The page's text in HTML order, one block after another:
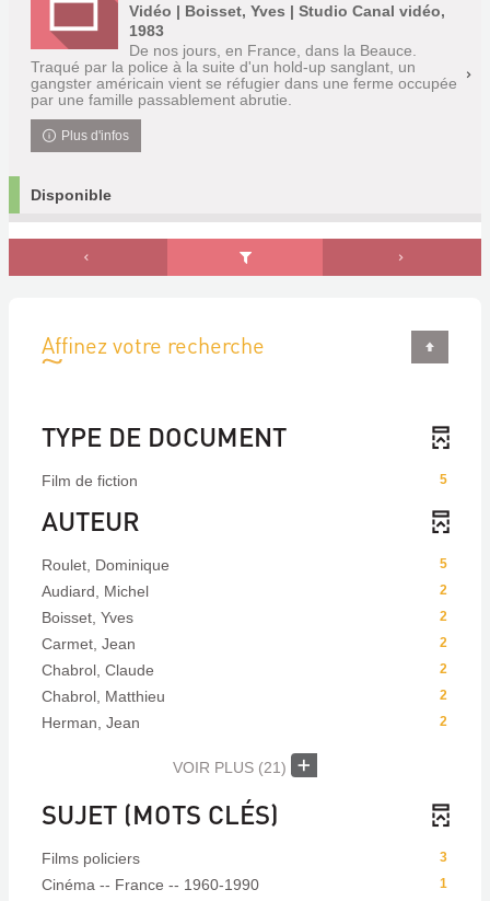
Vidéo | Boisset, Yves | Studio Canal vidéo,
1983
De nos jours, en France, dans la Beauce.
Traqué par la police à la suite d'un hold-up sanglant, un
gangster américain vient se réfugier dans une ferme occupée
par une famille passablement abrutie.
Plus d'infos
Disponible
Affinez votre recherche
TYPE DE DOCUMENT
5
Film de fiction
AUTEUR
5
Roulet, Dominique
2
Audiard, Michel
2
Boisset, Yves
2
Carmet, Jean
2
Chabrol, Claude
2
Chabrol, Matthieu
2
Herman, Jean
VOIR PLUS (21)
SUJET (MOTS CLÉS)
3
Films policiers
1
Cinéma -- France -- 1960-1990